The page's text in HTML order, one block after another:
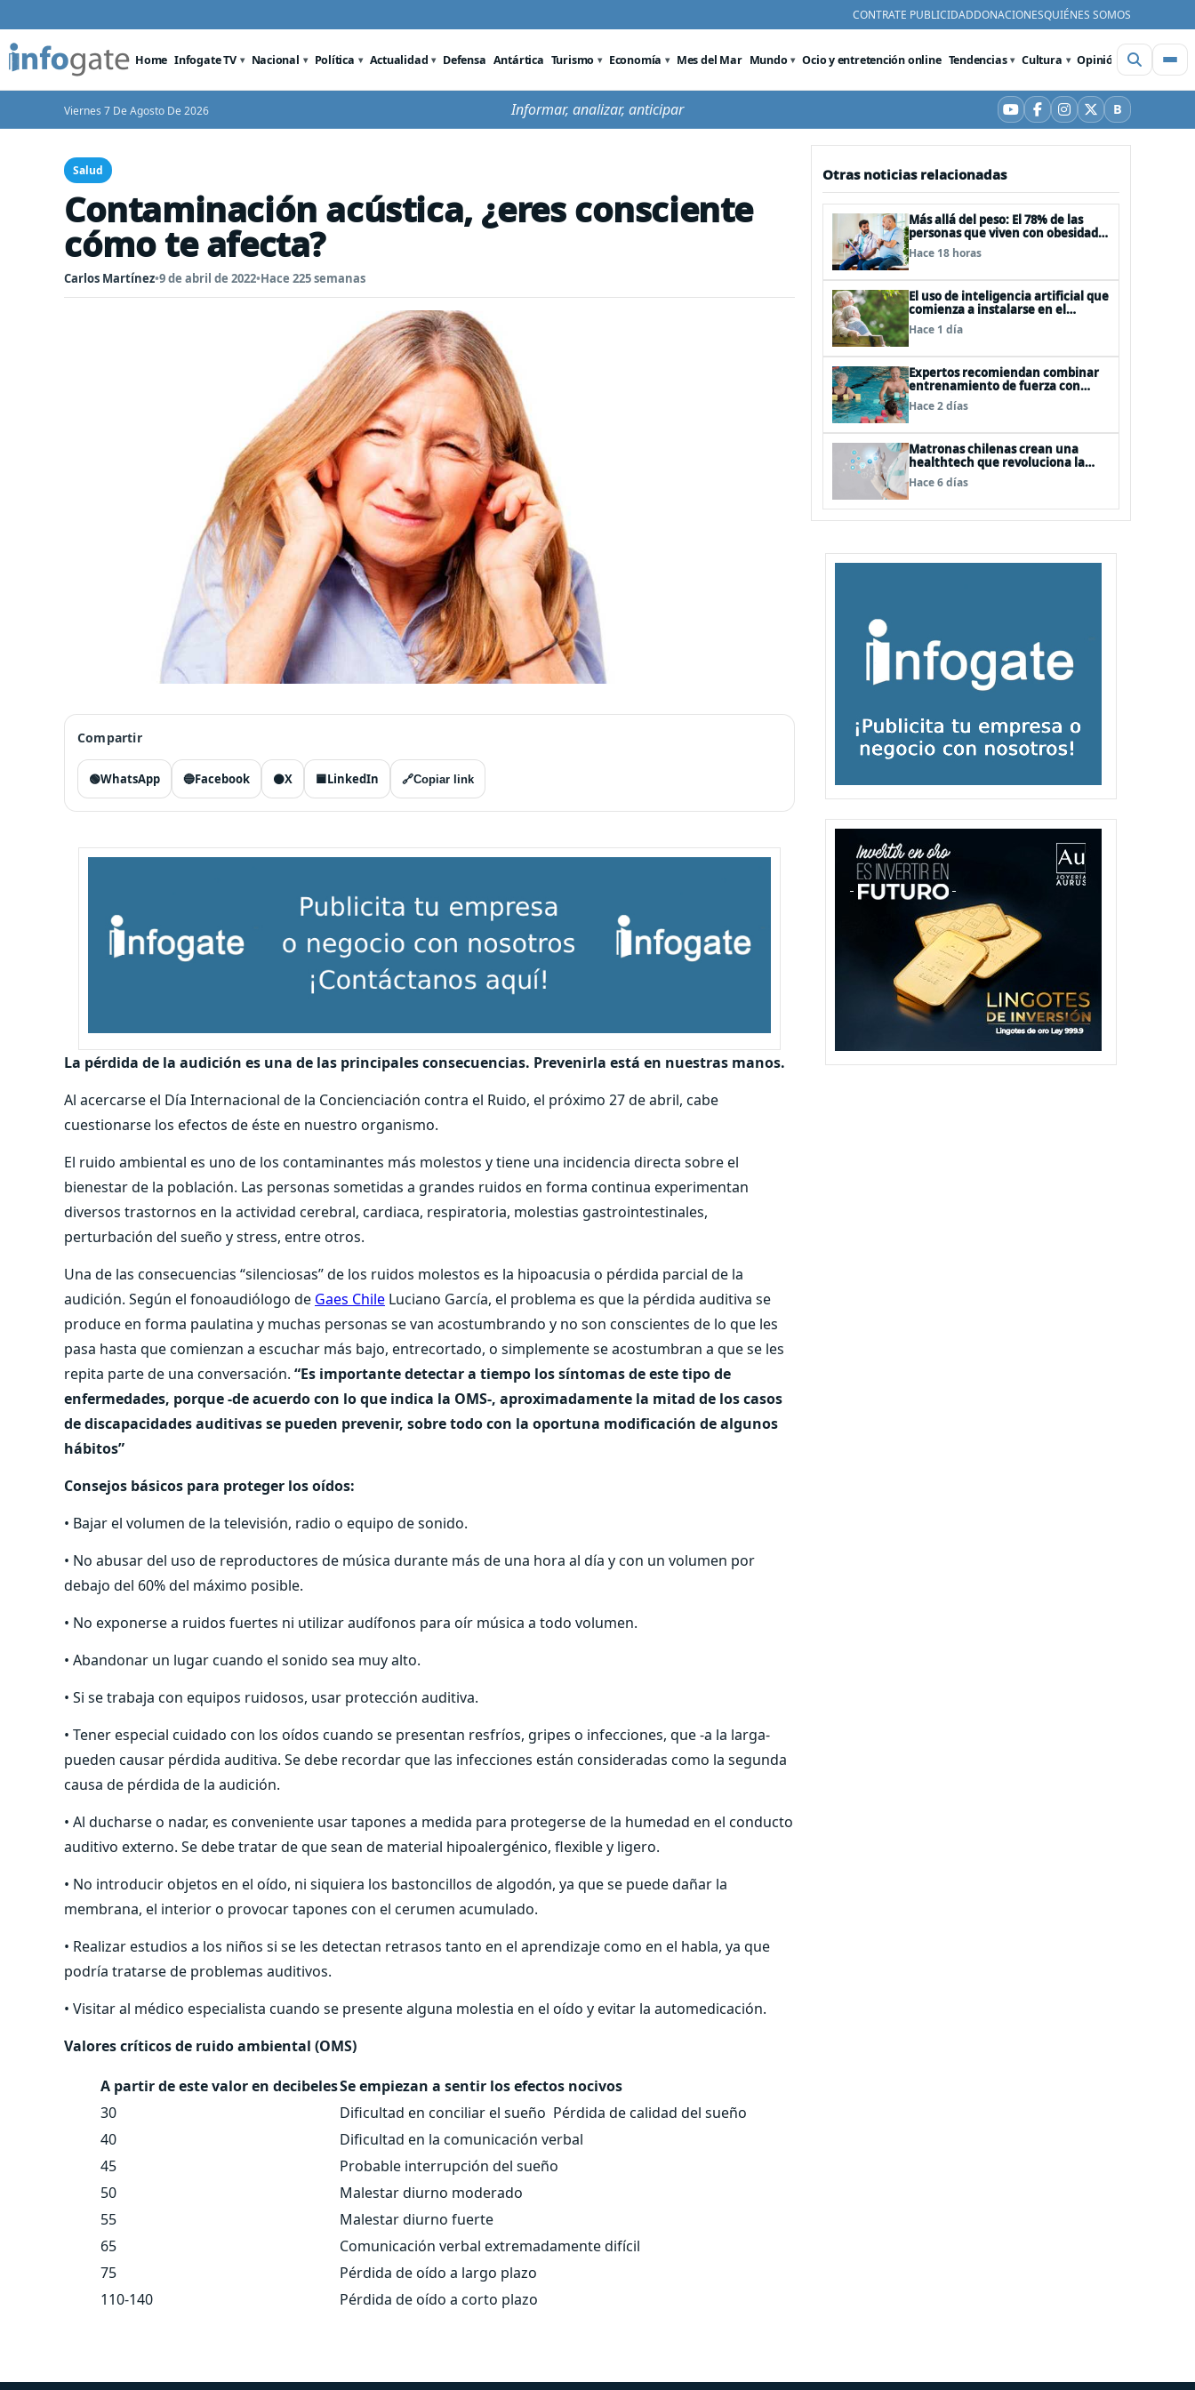
CONTRATE PUBLICIDADDONACIONESQUIÉNES SOMOS
Home Infogate TV Nacional Política Actualidad Defensa Antártica Turismo Economía Mes del Mar Mundo Ocio y entretención online Tendencias Cultura Opinión Videos
Viernes 7 De Agosto De 2026 Informar, analizar, anticipar YouTube
Facebook
Instagram
X BBluesky
Salud
Contaminación acústica, ¿eres consciente
cómo te afecta?
Carlos Martínez•9 de abril de 2022•Hace 225 semanas
Compartir
🟢WhatsApp 🔵Facebook ⚫X 🟦LinkedIn 🔗Copiar link
La pérdida de la audición es una de las principales consecuencias. Prevenirla está en nuestras manos.
Al acercarse el Día Internacional de la Concienciación contra el Ruido, el próximo 27 de abril, cabe
cuestionarse los efectos de éste en nuestro organismo.
El ruido ambiental es uno de los contaminantes más molestos y tiene una incidencia directa sobre el
bienestar de la población. Las personas sometidas a grandes ruidos en forma continua experimentan
diversos trastornos en la actividad cerebral, cardiaca, respiratoria, molestias gastrointestinales,
perturbación del sueño y stress, entre otros.
Una de las consecuencias “silenciosas” de los ruidos molestos es la hipoacusia o pérdida parcial de la
audición. Según el fonoaudiólogo de Gaes Chile Luciano García, el problema es que la pérdida auditiva se
produce en forma paulatina y muchas personas se van acostumbrando y no son conscientes de lo que les
pasa hasta que comienzan a escuchar más bajo, entrecortado, o simplemente se acostumbran a que se les
repita parte de una conversación. “Es importante detectar a tiempo los síntomas de este tipo de
enfermedades, porque -de acuerdo con lo que indica la OMS-, aproximadamente la mitad de los casos
de discapacidades auditivas se pueden prevenir, sobre todo con la oportuna modificación de algunos
hábitos”
Consejos básicos para proteger los oídos:
• Bajar el volumen de la televisión, radio o equipo de sonido.
• No abusar del uso de reproductores de música durante más de una hora al día y con un volumen por
debajo del 60% del máximo posible.
• No exponerse a ruidos fuertes ni utilizar audífonos para oír música a todo volumen.
• Abandonar un lugar cuando el sonido sea muy alto.
• Si se trabaja con equipos ruidosos, usar protección auditiva.
• Tener especial cuidado con los oídos cuando se presentan resfríos, gripes o infecciones, que -a la larga-
pueden causar pérdida auditiva. Se debe recordar que las infecciones están consideradas como la segunda
causa de pérdida de la audición.
• Al ducharse o nadar, es conveniente usar tapones a medida para protegerse de la humedad en el conducto
auditivo externo. Se debe tratar de que sean de material hipoalergénico, flexible y ligero.
• No introducir objetos en el oído, ni siquiera los bastoncillos de algodón, ya que se puede dañar la
membrana, el interior o provocar tapones con el cerumen acumulado.
• Realizar estudios a los niños si se les detectan retrasos tanto en el aprendizaje como en el habla, ya que
podría tratarse de problemas auditivos.
• Visitar al médico especialista cuando se presente alguna molestia en el oído y evitar la automedicación.
Valores críticos de ruido ambiental (OMS)
A partir de este valor en decibelesSe empiezan a sentir los efectos nocivos
30
Dificultad en conciliar el sueño Pérdida de calidad del sueño
40
Dificultad en la comunicación verbal
45
Probable interrupción del sueño
50
Malestar diurno moderado
55
Malestar diurno fuerte
65
Comunicación verbal extremadamente difícil
75
Pérdida de oído a largo plazo
110-140
Pérdida de oído a corto plazo
Otras noticias relacionadas
Más allá del peso: El 78% de las
personas que viven con obesidad
sufre estrés postraumático debido
al estigma
Hace 18 horas
El uso de inteligencia artificial que
comienza a instalarse en el
cuidado de personas mayores
Hace 1 día
Expertos recomiendan combinar
entrenamiento de fuerza con
natación para fortalecer la salud
Hace 2 días
Matronas chilenas crean una
healthtech que revoluciona la
formación clínica con simuladores
inteligentes
Hace 6 días